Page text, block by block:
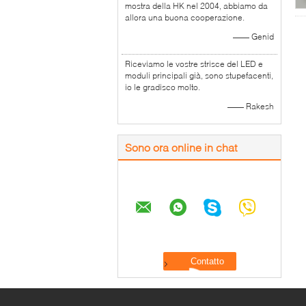
mostra della HK nel 2004, abbiamo da
allora una buona cooperazione.
—— Genid
Riceviamo le vostre strisce del LED e
moduli principali già, sono stupefacenti,
io le gradisco molto.
—— Rakesh
Sono ora online in chat